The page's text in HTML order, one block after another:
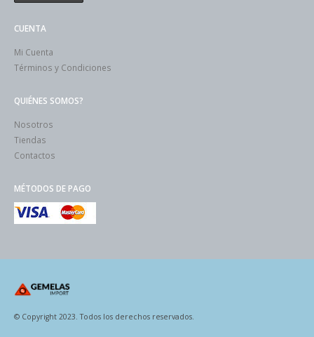
CUENTA
Mi Cuenta
Términos y Condiciones
QUIÉNES SOMOS?
Nosotros
Tiendas
Contactos
MÉTODOS DE PAGO
© Copyright 2023. Todos los derechos reservados.